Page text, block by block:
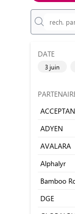
DATE
3 juin
ADYEN
AVALARA
Alphalyr
Bamboo
DGE